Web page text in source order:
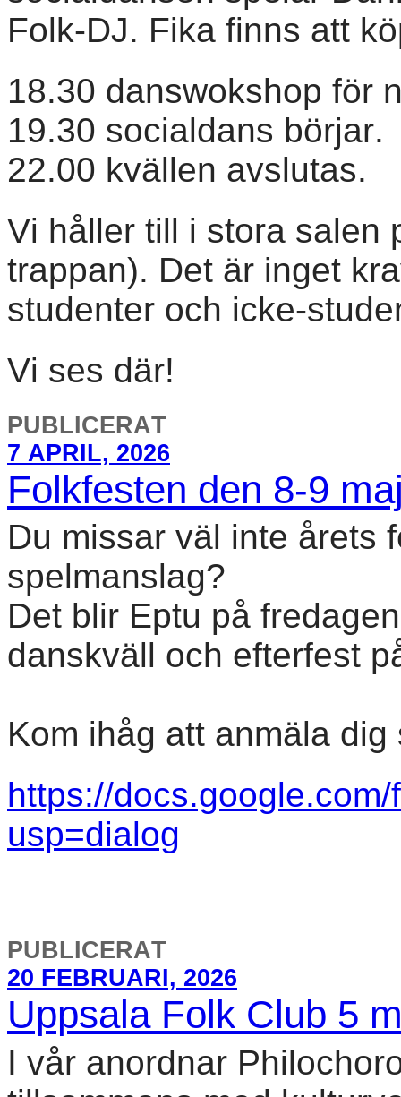
Folk-DJ. Fika finns att
18.30 danswokshop för
19.30 socialdans börjar.
22.00 kvällen avslutas.
Vi håller till i stora salen
trappan). Det är inget
studenter och icke-
Vi ses där!
PUBLICERAT
7 APRIL, 2026
Folkfesten den 8-9
Du missar väl inte årets
spelmanslag?
Det blir Eptu på
danskväll och efterfest
Kom ihåg att anmäla
https://
usp=dialog
PUBLICERAT
20 FEBRUARI, 2026
Uppsala Folk Club 5
I vår anordnar